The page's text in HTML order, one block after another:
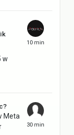
w
Meta